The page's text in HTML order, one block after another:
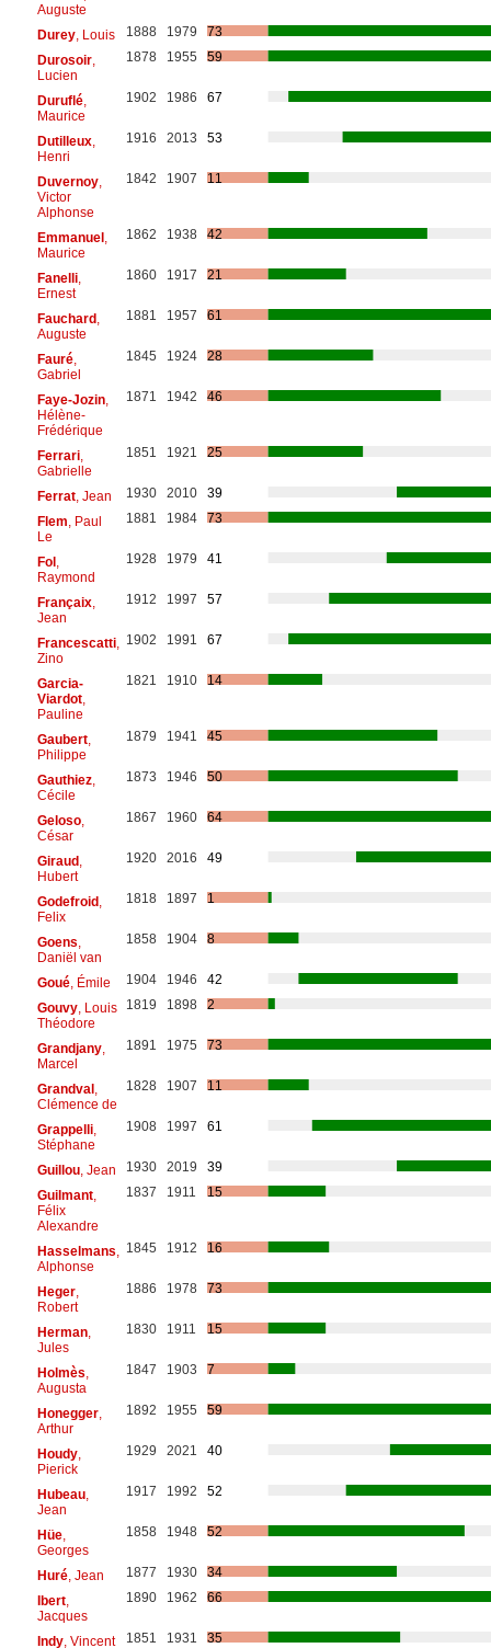
Auguste
Durey, Louis 1888 1979
73
Durosoir,
Lucien
1878 1955 59
Duruflé,
Maurice
1902 1986 67
Dutilleux,
Henri
1916 2013 53
Duvernoy,
Victor
Alphonse
1842 1907 11
Emmanuel,
Maurice
1862 1938 42
Fanelli,
Ernest
1860 1917 21
Fauchard,
Auguste
1881 1957 61
Fauré,
Gabriel
1845 1924 28
Faye-Jozin,
Hélène-
Frédérique
1871 1942 46
Ferrari,
Gabrielle
1851 1921 25
Ferrat, Jean 1930 2010
39
Flem , Paul
Le
1881 1984 73
Fol,
Raymond
1928 1979 41
Françaix,
Jean
1912 1997 57
Francescatti,
Zino
1902 1991 67
Garcia-
Viardot,
Pauline
1821 1910 14
Gaubert,
Philippe
1879 1941 45
Gauthiez,
Cécile
1873 1946 50
Geloso,
César
1867 1960 64
Giraud,
Hubert
1920 2016 49
Godefroid,
Felix
1818 1897 1
Goens
Daniël van
1858 1904 8
Goué, Émile 1904 1946
42
Gouvy, Louis
Théodore
1819 1898 2
Grandjany,
Marcel
1891 1975 73
Grandval,
Clémence de
1828 1907 11
Grappelli,
Stéphane
1908 1997 61
Guillou, Jean 1930 2019
39
Guilmant,
Félix
Alexandre
1837 1911 15
Hasselmans
Alphonse
1845 1912 16
Heger,
Robert
1886 1978 73
Herman,
Jules
1830 1911 15
Holmès
Augusta
1847 1903 7
Honegger,
Arthur
1892 1955 59
Houdy,
Pierick
1929 2021 40
Hubeau,
Jean
1917 1992 52
Hüe,
Georges
1858 1948 52
Huré, Jean 1877 1930
34
Ibert,
Jacques
1890 1962 66
Indy, Vincent 1851 1931
35